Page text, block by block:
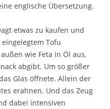
englische Übersetzung.
etwas zu kaufen und
Tofu
wie Feta in Öl aus,
abgibt. Um so größer
Glas öffnete. Allein der
erahnen. Und das Zeug
dabei intensiven